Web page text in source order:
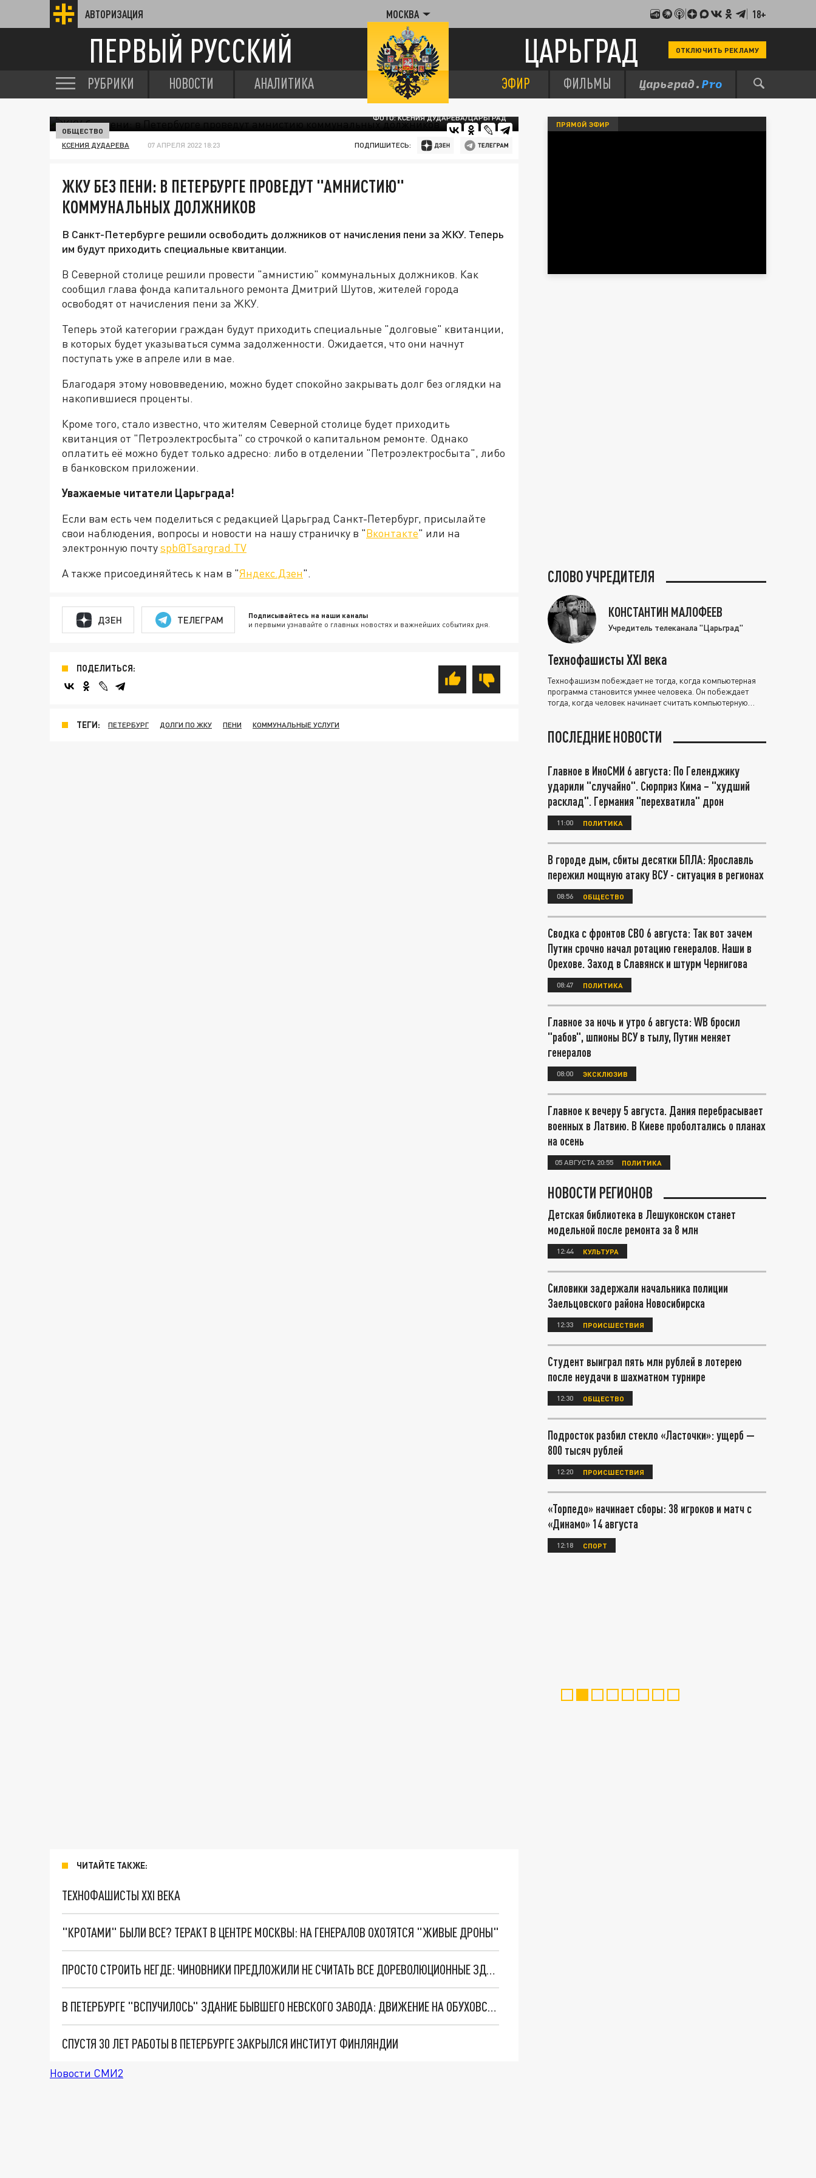
АВТОРИЗАЦИЯ МОСКВА 18+
ПЕРВЫЙ РУССКИЙ ЦАРЬГРАД ОТКЛЮЧИТЬ РЕКЛАМУ
РУБРИКИ НОВОСТИ АНАЛИТИКА ЭФИР ФИЛЬМЫ
ФОТО: КСЕНИЯ ДУДАРЕВА/ЦАРЬГРАД
ОБЩЕСТВО
КСЕНИЯ ДУДАРЕВА 07 АПРЕЛЯ 2022 18:23 ПОДПИШИТЕСЬ:
ЖКУ БЕЗ ПЕНИ: В ПЕТЕРБУРГЕ ПРОВЕДУТ "АМНИСТИЮ"
КОММУНАЛЬНЫХ ДОЛЖНИКОВ
В Санкт-Петербурге решили освободить должников от начисления пени за ЖКУ. Теперь
им будут приходить специальные квитанции.
В Северной столице решили провести "амнистию" коммунальных должников. Как
сообщил глава фонда капитального ремонта Дмитрий Шутов, жителей города
освободят от начисления пени за ЖКУ.
Теперь этой категории граждан будут приходить специальные "долговые" квитанции,
в которых будет указываться сумма задолженности. Ожидается, что они начнут
поступать уже в апреле или в мае.
Благодаря этому нововведению, можно будет спокойно закрывать долг без оглядки на
накопившиеся проценты.
Кроме того, стало известно, что жителям Северной столице будет приходить
квитанция от "Петроэлектросбыта" со строчкой о капитальном ремонте. Однако
оплатить её можно будет только адресно: либо в отделении "Петроэлектросбыта", либо
в банковском приложении.
Уважаемые читатели Царьграда!
Если вам есть чем поделиться с редакцией Царьград Санкт-Петербург, присылайте
свои наблюдения, вопросы и новости на нашу страничку в "Вконтакте" или на
электронную почтуspb@Tsargrad.TV
А также присоединяйтесь к нам в "Яндекс.Дзен".
ДЗЕН ТЕЛЕГРАМ Подписывайтесь на наши каналы
и первыми узнавайте о главных новостях и важнейших событиях дня.
ПОДЕЛИТЬСЯ:
ТЕГИ: ПЕТЕРБУРГ ДОЛГИ ПО ЖКУ ПЕНИ КОММУНАЛЬНЫЕ УСЛУГИ
ЧИТАЙТЕ ТАКЖЕ:
ТЕХНОФАШИСТЫ XXI ВЕКА
"КРОТАМИ" БЫЛИ ВСЕ? ТЕРАКТ В ЦЕНТРЕ МОСКВЫ: НА ГЕНЕРАЛОВ ОХОТЯТСЯ "ЖИВЫЕ ДРОНЫ"
ПРОСТО СТРОИТЬ НЕГДЕ: ЧИНОВНИКИ ПРЕДЛОЖИЛИ НЕ СЧИТАТЬ ВСЕ ДОРЕВОЛЮЦИОННЫЕ ЗДАНИЯ ПАМЯТНИКАМИ
В ПЕТЕРБУРГЕ "ВСПУЧИЛОСЬ" ЗДАНИЕ БЫВШЕГО НЕВСКОГО ЗАВОДА: ДВИЖЕНИЕ НА ОБУХОВСКОЙ ОБОРОНЫ ПЕРЕКРЫТО
СПУСТЯ 30 ЛЕТ РАБОТЫ В ПЕТЕРБУРГЕ ЗАКРЫЛСЯ ИНСТИТУТ ФИНЛЯНДИИ
Новости СМИ2
ПРЯМОЙ ЭФИР
СЛОВО УЧРЕДИТЕЛЯ
КОНСТАНТИН МАЛОФЕЕВ
Учредитель телеканала "Царьград"
Технофашисты XXI века
Технофашизм побеждает не тогда, когда компьютерная
программа становится умнее человека. Он побеждает
тогда, когда человек начинает считать компьютерную
ПОСЛЕДНИЕ НОВОСТИ
Главное в ИноСМИ 6 августа: По Геленджику
ударили "случайно". Сюрприз Кима – "худший
расклад". Германия "перехватила" дрон
11:00 ПОЛИТИКА
В городе дым, сбиты десятки БПЛА: Ярославль
пережил мощную атаку ВСУ - ситуация в регионах
08:56 ОБЩЕСТВО
Сводка с фронтов СВО 6 августа: Так вот зачем
Путин срочно начал ротацию генералов. Наши в
Орехове. Заход в Славянск и штурм Чернигова
08:47 ПОЛИТИКА
Главное за ночь и утро 6 августа: WB бросил
"рабов", шпионы ВСУ в тылу, Путин меняет
генералов
08:00 ЭКСКЛЮЗИВ
Главное к вечеру 5 августа. Дания перебрасывает
военных в Латвию. В Киеве проболтались о планах
на осень
05 АВГУСТА 20:55 ПОЛИТИКА
НОВОСТИ РЕГИОНОВ
Детская библиотека в Лешуконском станет
модельной после ремонта за 8 млн
12:44 КУЛЬТУРА
Силовики задержали начальника полиции
Заельцовского района Новосибирска
12:33 ПРОИСШЕСТВИЯ
Студент выиграл пять млн рублей в лотерею
после неудачи в шахматном турнире
12:30 ОБЩЕСТВО
Подросток разбил стекло «Ласточки»: ущерб —
800 тысяч рублей
12:20 ПРОИСШЕСТВИЯ
«Торпедо» начинает сборы: 38 игроков и матч с
«Динамо» 14 августа
12:18 СПОРТ